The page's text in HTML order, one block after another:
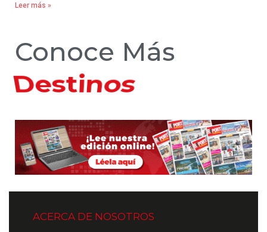
Leer más »
Conoce Más
Hoteles
ACERCA DE NOSOTROS